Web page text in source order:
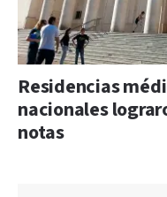
Residencias
nacionales
notas